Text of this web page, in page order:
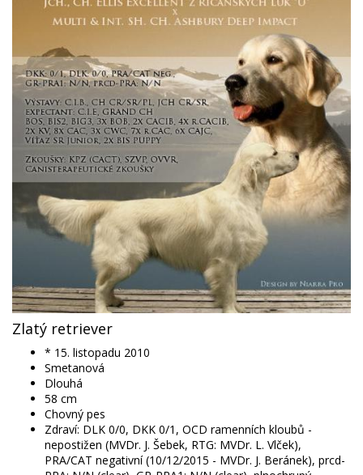
Zlatý retriever
* 15. listopadu 2010
Smetanová
Dlouhá
58 cm
Chovný pes
Zdraví: DLK 0/0, DKK 0/1, OCD ramenních kloubů -
nepostižen (MVDr. J. Šebek, RTG: MVDr. L. Vlček),
PRA/CAT negativní (10/12/2015 - MVDr. J. Beránek), prcd-